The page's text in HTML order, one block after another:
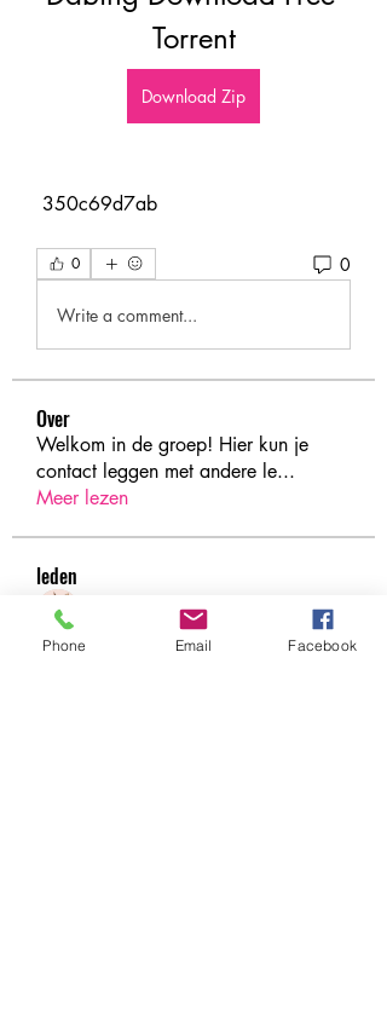
Torrent
Download Zip
350c69d7ab
0 0
Write a comment...
Over
Welkom in de groep! Hier kun je
contact leggen met andere le...
Meer lezen
leden
Under Amour Volgen
Phone Email Facebook